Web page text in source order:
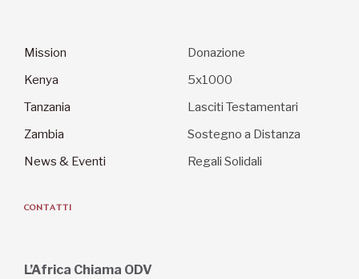
Mission
Kenya
Tanzania
Zambia
News & Eventi
Donazione
5x1000
Lasciti Testamentari
Sostegno a Distanza
Regali Solidali
CONTATTI
L’Africa Chiama ODV